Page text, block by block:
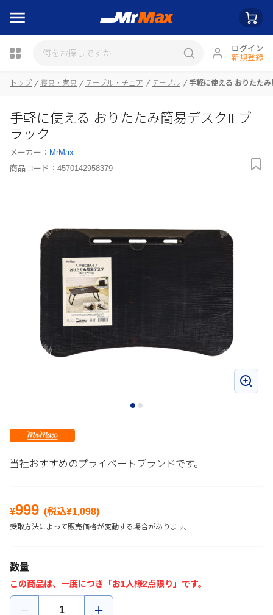
ログイン
新規登録
トップ 寝具・家具 テーブル・チェア テーブル 手軽に使える おりたた
手軽に使える おりたたみ簡易デスクII ブ
ラック
メーカー： MrMax
商品コード： 4570142958379
当社おすすめのプライベートブランドです。
¥999 (税込¥1,098)
受取方法によって販売価格が変動する場合があります。
数量
この商品は、一度につき「お1人様2点限り」です。